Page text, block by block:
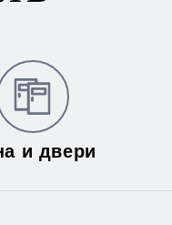
и двери